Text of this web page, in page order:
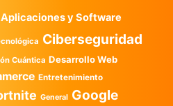
Aplicaciones y Software
Ciberseguridad
Cuántica Desarrollo Web
Entretenimiento
General Google